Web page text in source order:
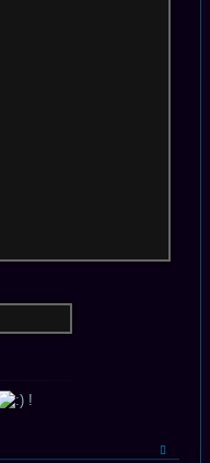
!